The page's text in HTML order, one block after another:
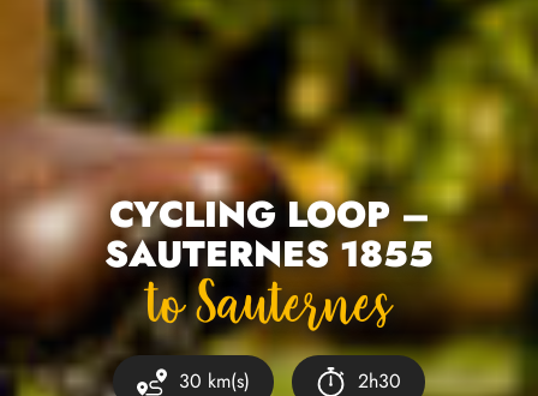
CYCLING LOOP –
SAUTERNES 1855
To Sauternes
30 km(s) 2h30